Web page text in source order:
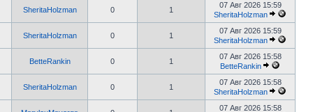
SheritaHolzman 0 1
07 Авг 2026 15:59
SheritaHolzman
SheritaHolzman 0 1
07 Авг 2026 15:59
SheritaHolzman
BetteRankin 0 1
07 Авг 2026 15:58
BetteRankin
SheritaHolzman 0 1
07 Авг 2026 15:58
SheritaHolzman
07 Авг 2026 15:58